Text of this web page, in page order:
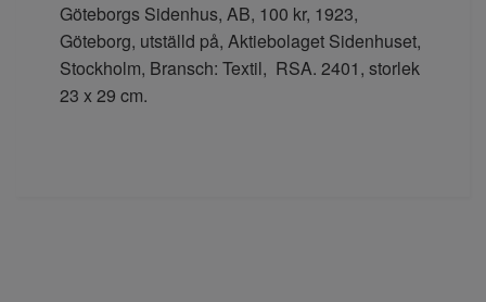
Göteborgs Sidenhus, AB, 100 kr, 1923,
Göteborg, utställd på, Aktiebolaget Sidenhuset,
Stockholm, Bransch: Textil, RSA. 2401, storlek
23 x 29 cm.